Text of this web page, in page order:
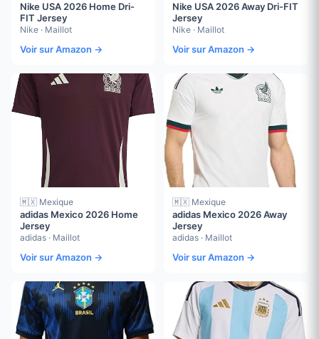
Nike USA 2026 Home Dri-
FIT Jersey
Nike · Maillot
Voir sur Amazon →
Nike USA 2026 Away Dri-FIT
Jersey
Nike · Maillot
Voir sur Amazon →
🇲🇽 Mexique
adidas Mexico 2026 Home
Jersey
adidas · Maillot
Voir sur Amazon →
🇲🇽 Mexique
adidas Mexico 2026 Away
Jersey
adidas · Maillot
Voir sur Amazon →